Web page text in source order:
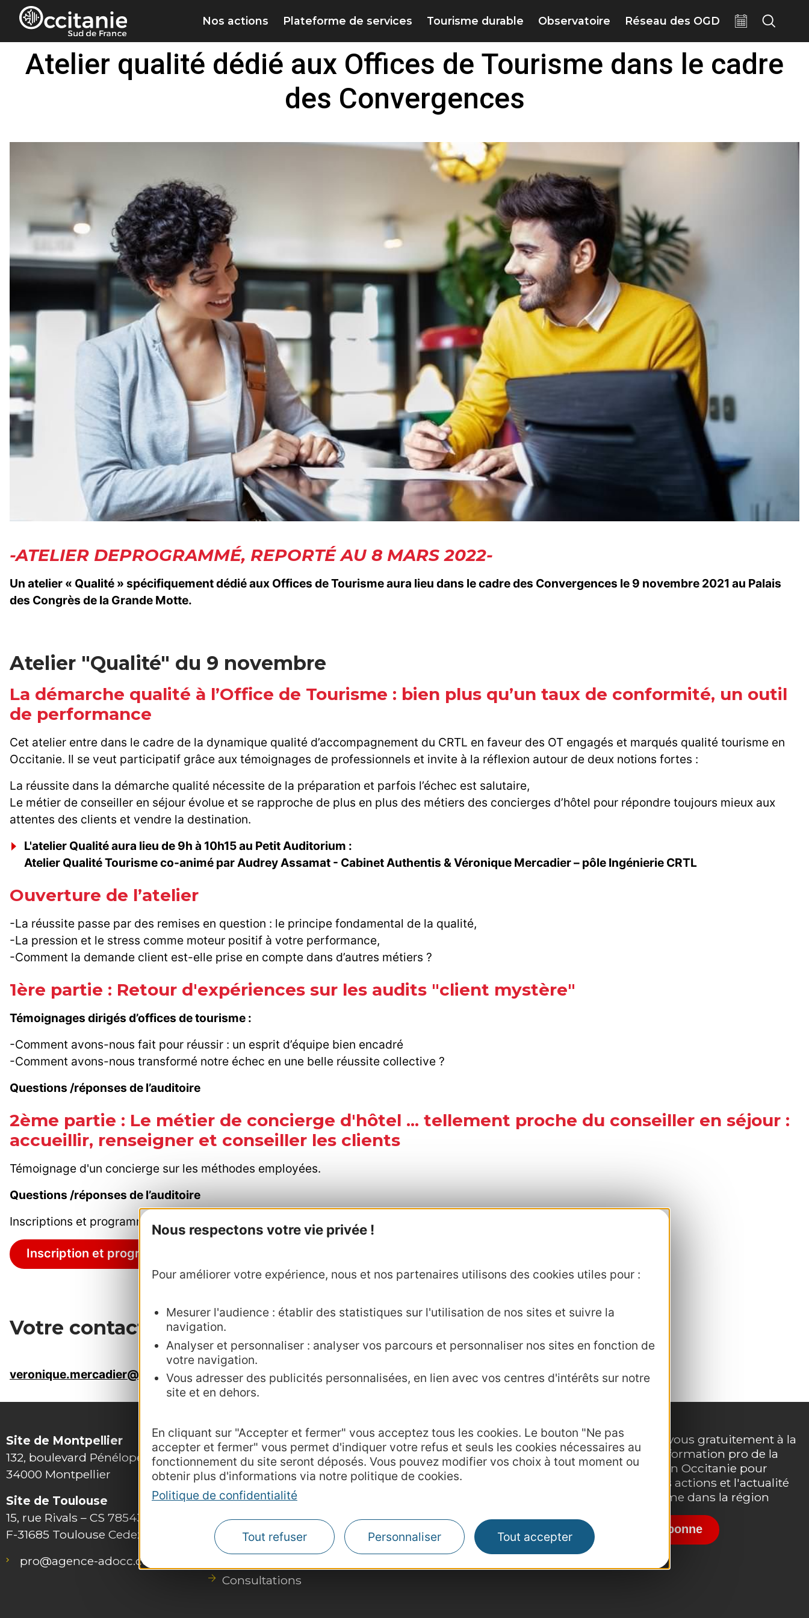
Panneau de gestion des cookies
Nous respectons votre vie privée !
Pour améliorer votre expérience, nous et nos partenaires utilisons des cookies utiles pour :
Mesurer l'audience : établir des statistiques sur l'utilisation de nos sites et suivre la
navigation.
Analyser et personnaliser : analyser vos parcours et personnaliser nos sites en fonction de
votre navigation.
Vous adresser des publicités personnalisées, en lien avec vos centres d'intérêts sur notre
site et en dehors.
En cliquant sur "Accepter et fermer" vous acceptez tous les cookies. Le bouton "Ne pas
accepter et fermer" vous permet d'indiquer votre refus et seuls les cookies nécessaires au
fonctionnement du site seront déposés. Vous pouvez modifier vos choix à tout moment ou
obtenir plus d'informations via notre politique de cookies.
Politique de confidentialité
Tout refuser Personnaliser Tout accepter
Nos actions Plateforme de services Tourisme durable Observatoire Réseau des OGD
Atelier qualité dédié aux Offices de Tourisme dans le cadre
des Convergences
-ATELIER DEPROGRAMMÉ, REPORTÉ AU 8 MARS 2022-
Un atelier « Qualité » spécifiquement dédié aux Offices de Tourisme aura lieu dans le cadre des Convergences le 9 novembre 2021 au Palais
des Congrès de la Grande Motte.
Atelier "Qualité" du 9 novembre
La démarche qualité à l’Office de Tourisme : bien plus qu’un taux de conformité, un outil
de performance
Cet atelier entre dans le cadre de la dynamique qualité d’accompagnement du CRTL en faveur des OT engagés et marqués qualité tourisme en
Occitanie. Il se veut participatif grâce aux témoignages de professionnels et invite à la réflexion autour de deux notions fortes :
La réussite dans la démarche qualité nécessite de la préparation et parfois l’échec est salutaire,
Le métier de conseiller en séjour évolue et se rapproche de plus en plus des métiers des concierges d’hôtel pour répondre toujours mieux aux
attentes des clients et vendre la destination.
L'atelier Qualité aura lieu de 9h à 10h15 au Petit Auditorium :
Atelier Qualité Tourisme co-animé par Audrey Assamat - Cabinet Authentis & Véronique Mercadier – pôle Ingénierie CRTL
Ouverture de l’atelier
-La réussite passe par des remises en question : le principe fondamental de la qualité,
-La pression et le stress comme moteur positif à votre performance,
-Comment la demande client est-elle prise en compte dans d’autres métiers ?
1ère partie : Retour d'expériences sur les audits "client mystère"
Témoignages dirigés d’offices de tourisme :
-Comment avons-nous fait pour réussir : un esprit d’équipe bien encadré
-Comment avons-nous transformé notre échec en une belle réussite collective ?
Questions /réponses de l’auditoire
2ème partie : Le métier de concierge d'hôtel ... tellement proche du conseiller en séjour :
accueillir, renseigner et conseiller les clients
Témoignage d'un concierge sur les méthodes employées.
Questions /réponses de l’auditoire
Inscriptions et programme
Inscription et programme
Votre contact au CRTL Occitanie
veronique.mercadier@crtoccitanie.fr
Site de Montpellier
132, boulevard Pénélope
34000 Montpellier
Site de Toulouse
15, rue Rivals – CS 78543
F-31685 Toulouse Cedex 6
pro@agence-adocc.com
Outils de communication
Consultations
Agence AD'OCC
Presse et influence
Voyagistes
Grand public
Inscrivez-vous gratuitement à la
lettre d'information pro de la
destination Occitanie pour
suivre nos actions et l'actualité
du tourisme dans la région
Je m'abonne